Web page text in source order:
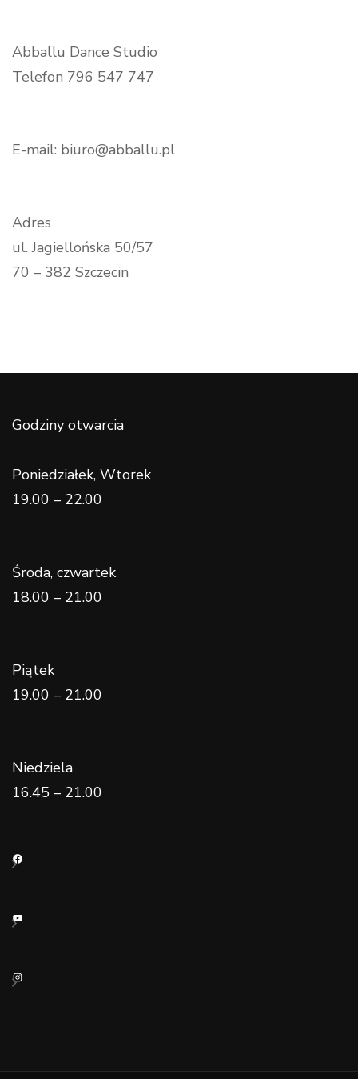
Abballu Dance Studio
Telefon 796 547 747
E-mail: biuro@abballu.pl
Adres
ul. Jagiellońska 50/57
70 – 382 Szczecin
Godziny otwarcia
Poniedziałek, Wtorek
19.00 – 22.00
Środa, czwartek
18.00 – 21.00
Piątek
19.00 – 21.00
Niedziela
16.45 – 21.00
Facebook
YouTube
Instagram